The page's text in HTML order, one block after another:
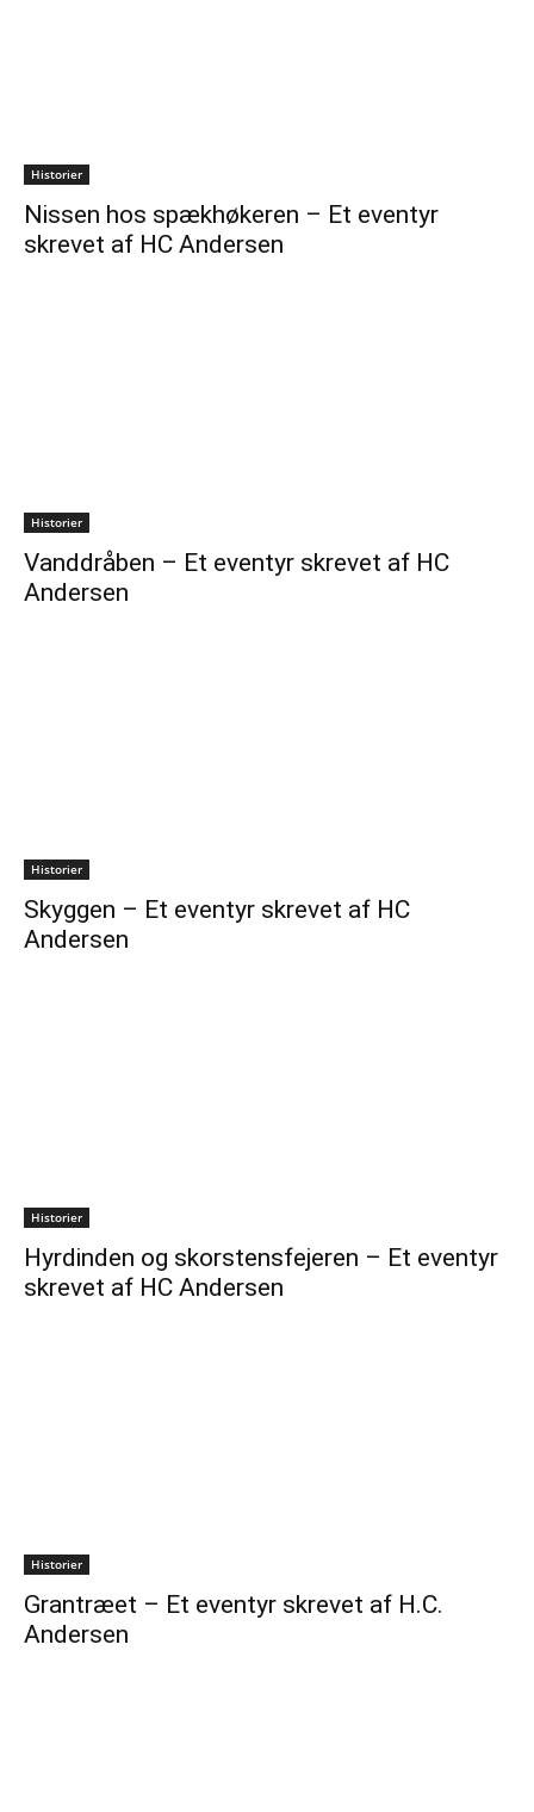
Historier
Nissen hos spækhøkeren – Et eventyr
skrevet af HC Andersen
Historier
Vanddråben – Et eventyr skrevet af HC
Andersen
Historier
Skyggen – Et eventyr skrevet af HC
Andersen
Historier
Hyrdinden og skorstensfejeren – Et eventyr
skrevet af HC Andersen
Historier
Grantræet – Et eventyr skrevet af H.C.
Andersen